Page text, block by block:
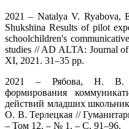
2021 – Natalya V. Ryabova,
Shukshina Results of pilot
schoolchildren's
studies // AD ALTA: Journal
XI, 2021. 31–35 pp.
2021 – Рябова, Н. В.
формирования
действий младших
О. В. Терлецкая //
– Том 12. – № 1. – С. 91–96.